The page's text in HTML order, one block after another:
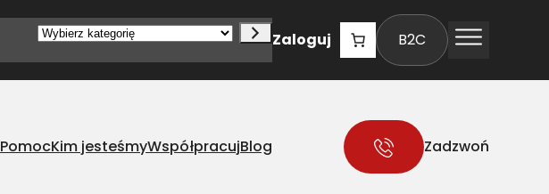
Wybierz
Zaloguj B2C
PomocKim jesteśmyWspółpracujBlog Zadzwoń